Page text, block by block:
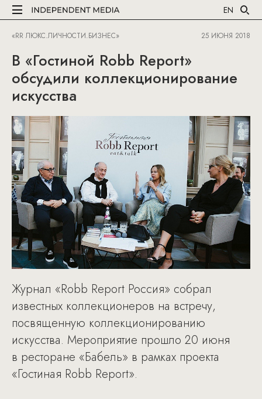
EN
«RR ЛЮКС.ЛИЧНОСТИ.БИЗНЕС» 25 ИЮНЯ 2018
В «Гостиной Robb Report»
обсудили коллекционирование
искусства
Журнал «Robb Report Россия» собрал
известных коллекционеров на встречу,
посвященную коллекционированию
искусства. Мероприятие прошло 20 июня
в ресторане «Бабель» в рамках проекта
«Гостиная Robb Report».